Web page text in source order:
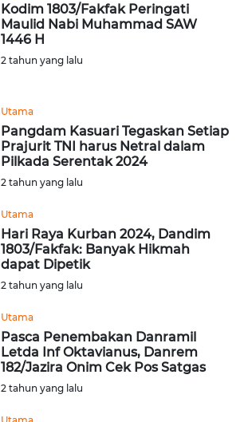
Kodim 1803/Fakfak Peringati
Maulid Nabi Muhammad SAW
1446 H
2 tahun yang lalu
Utama
Pangdam Kasuari Tegaskan Setiap
Prajurit TNI harus Netral dalam
Pilkada Serentak 2024
2 tahun yang lalu
Utama
Hari Raya Kurban 2024, Dandim
1803/Fakfak: Banyak Hikmah
dapat Dipetik
2 tahun yang lalu
Utama
Pasca Penembakan Danramil
Letda Inf Oktavianus, Danrem
182/Jazira Onim Cek Pos Satgas
2 tahun yang lalu